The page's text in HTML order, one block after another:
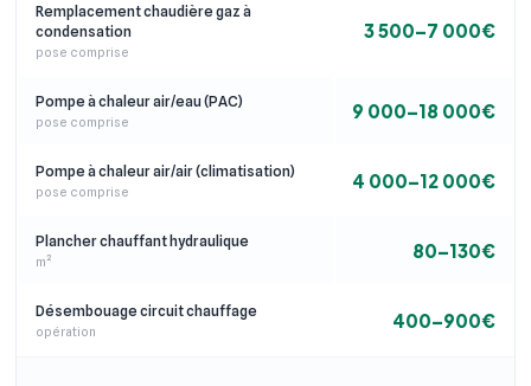
Remplacement chaudière gaz à
condensation
pose comprise
3 500–7 000€
Pompe à chaleur air/eau (PAC)
pose comprise 9 000–18 000€
Pompe à chaleur air/air (climatisation)
pose comprise 4 000–12 000€
Plancher chauffant hydraulique
m² 80–130€
Désembouage circuit chauffage
opération 400–900€